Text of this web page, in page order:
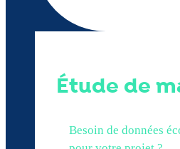
Étude de
Besoin de données